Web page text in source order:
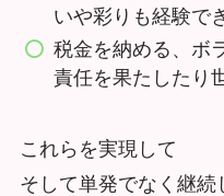
いや彩りも経験で
税金を納める、ボ
責任を果たしたり
これらを実現して
そして単発でなく継続